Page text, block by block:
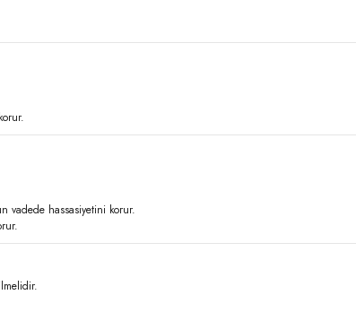
vadede hassasiyetini korur.